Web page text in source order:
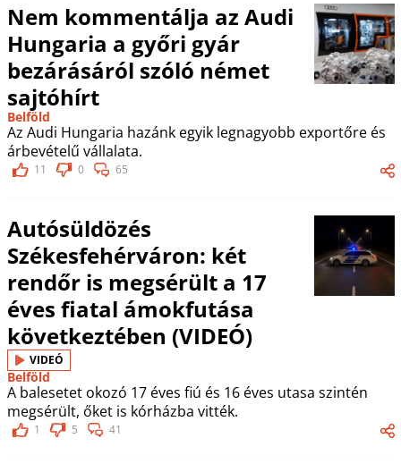
Nem kommentálja az Audi
Hungaria a győri gyár
bezárásáról szóló német
sajtóhírt
Belföld
Az Audi Hungaria hazánk egyik legnagyobb exportőre és
árbevételű vállalata.
11 0 65
Autósüldözés
Székesfehérváron: két
rendőr is megsérült a 17
éves fiatal ámokfutása
következtében (VIDEÓ)
VIDEÓ
Belföld
A balesetet okozó 17 éves fiú és 16 éves utasa szintén
megsérült, őket is kórházba vitték.
1 5 41